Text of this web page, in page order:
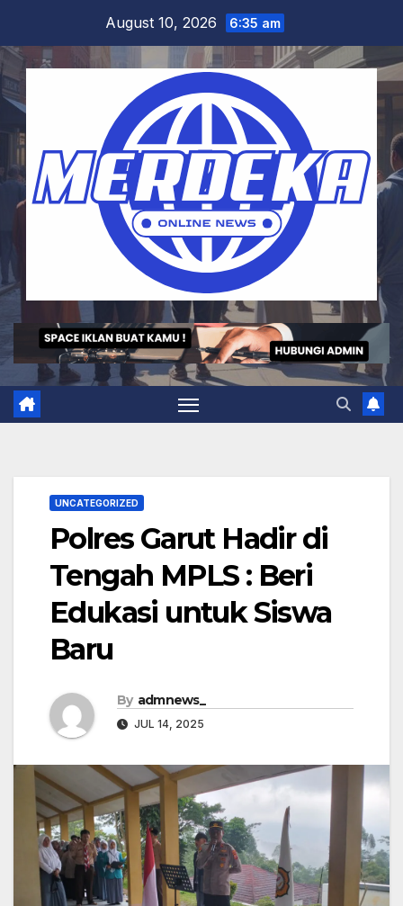
content
August 10, 2026 6:35 am
UNCATEGORIZED
Polres Garut Hadir di
Tengah MPLS : Beri
Edukasi untuk Siswa
Baru
By admnews_
JUL 14, 2025